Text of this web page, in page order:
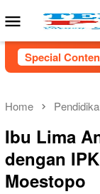
to
Mobile
Menu
Special
Kekeringan di
Home
Ibu Lima
dengan
Moestopo